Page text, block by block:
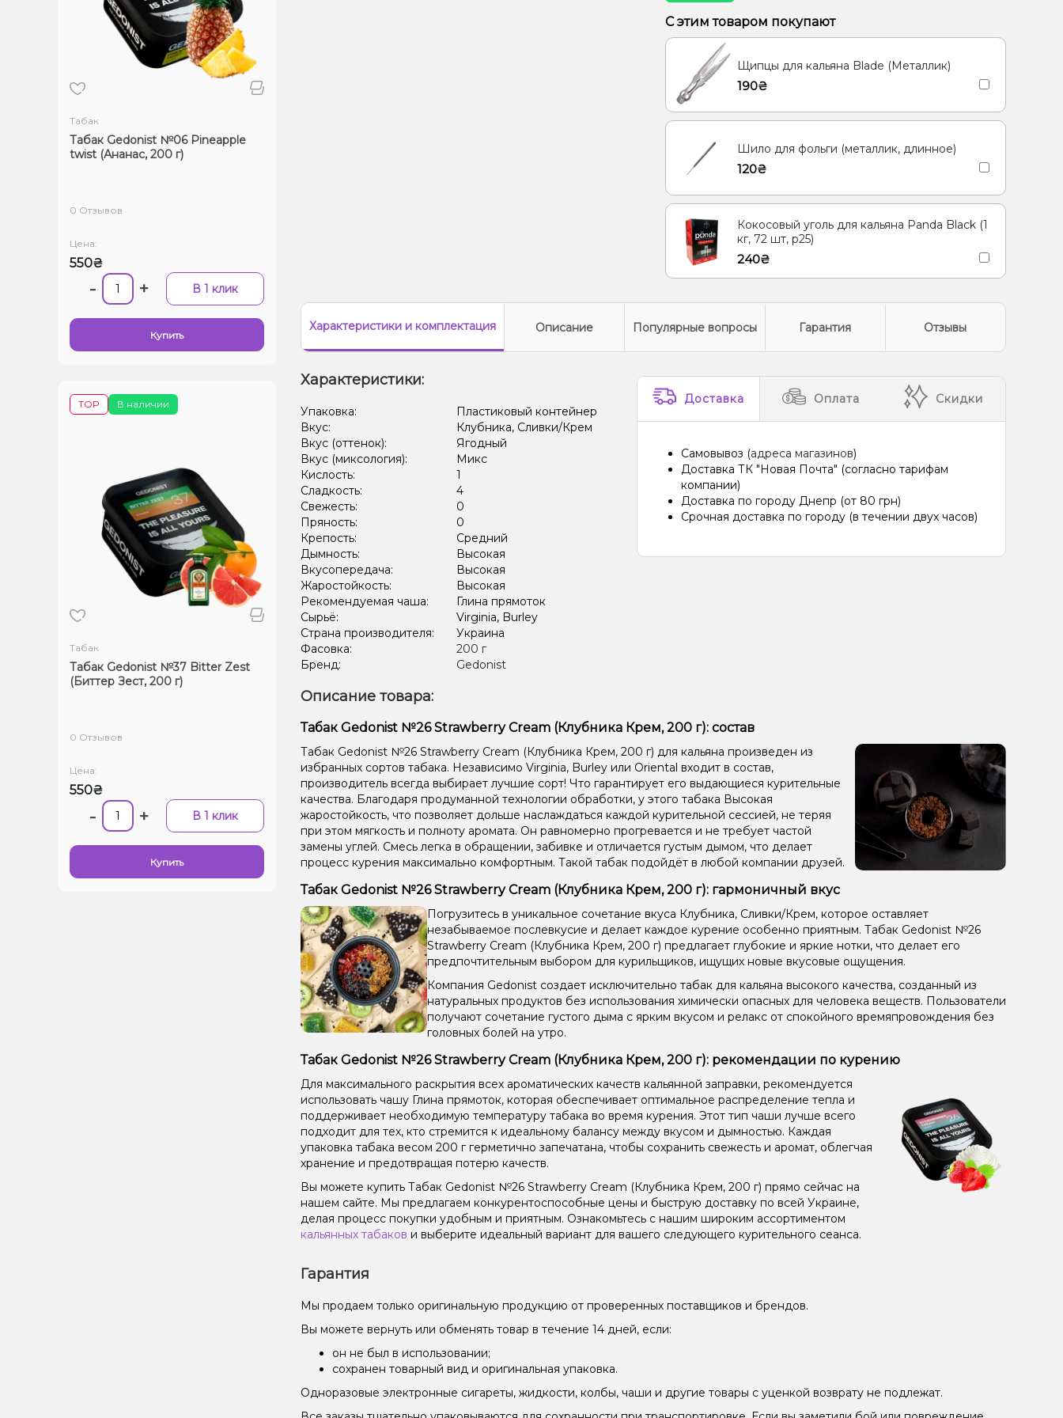
Табак
Табак Gedonist №06 Pineapple
twist (Ананас, 200 г)
0 Отзывов
Цена:
550₴
- + В 1 клик
Купить
В наличии
TOP
Табак
Табак Gedonist №37 Bitter Zest
(Биттер Зест, 200 г)
0 Отзывов
Цена:
550₴
- + В 1 клик
Купить
Маракуйя, Питайя/Драконий фрукт
Груша/Дюшес, Пряности/Специи, Яблоко
Апельсин, Травы
Печенье, Пирог/Кондитерка
Кола, Лимон
С этим товаром покупают
Щипцы для кальяна Blade (Металлик)
190₴
Шило для фольги (металлик, длинное)
120₴
Кокосовый уголь для кальяна Panda Black (1
кг, 72 шт, р25)
240₴
Характеристикии комплектация Описание Популярные вопросы Гарантия Отзывы
Характеристики:
Упаковка:
Пластиковый контейнер
Вкус:
Клубника, Сливки/Крем
Вкус (оттенок):
Ягодный
Вкус (миксология):
Микс
Кислость:
1
Сладкость:
4
Свежесть:
0
Пряность:
0
Крепость:
Средний
Дымность:
Высокая
Вкусопередача:
Высокая
Жаростойкость:
Высокая
Рекомендуемая чаша:
Глина прямоток
Сырьё:
Virginia, Burley
Страна производителя:
Украина
Фасовка:
200 г
Бренд:
Gedonist
Доставка Оплата Скидки
Самовывоз (адреса магазинов)
Доставка ТК "Новая Почта" (согласно тарифам
компании)
Доставка по городу Днепр (от 80 грн)
Срочная доставка по городу (в течении двух часов)
Описание товара:
Табак Gedonist №26 Strawberry Cream (Клубника Крем, 200 г): состав
Табак Gedonist №26 Strawberry Cream (Клубника Крем, 200 г) для кальяна произведен из
избранных сортов табака. Независимо Virginia, Burley или Oriental входит в состав,
производитель всегда выбирает лучшие сорт! Что гарантирует его выдающиеся курительные
качества. Благодаря продуманной технологии обработки, у этого табака Высокая
жаростойкость, что позволяет дольше наслаждаться каждой курительной сессией, не теряя
при этом мягкость и полноту аромата. Он равномерно прогревается и не требует частой
замены углей. Смесь легка в обращении, забивке и отличается густым дымом, что делает
процесс курения максимально комфортным. Такой табак подойдёт в любой компании друзей.
Табак Gedonist №26 Strawberry Cream (Клубника Крем, 200 г): гармоничный вкус
Погрузитесь в уникальное сочетание вкуса Клубника, Сливки/Крем, которое оставляет
незабываемое послевкусие и делает каждое курение особенно приятным. Табак Gedonist №26
Strawberry Cream (Клубника Крем, 200 г) предлагает глубокие и яркие нотки, что делает его
предпочтительным выбором для курильщиков, ищущих новые вкусовые ощущения.
Компания Gedonist создает исключительно табак для кальяна высокого качества, созданный из
натуральных продуктов без использования химически опасных для человека веществ. Пользователи
получают сочетание густого дыма с ярким вкусом и релакс от спокойного времяпровождения без
головных болей на утро.
Табак Gedonist №26 Strawberry Cream (Клубника Крем, 200 г): рекомендации по курению
Для максимального раскрытия всех ароматических качеств кальянной заправки, рекомендуется
использовать чашу Глина прямоток, которая обеспечивает оптимальное распределение тепла и
поддерживает необходимую температуру табака во время курения. Этот тип чаши лучше всего
подходит для тех, кто стремится к идеальному балансу между вкусом и дымностью. Каждая
упаковка табака весом 200 г герметично запечатана, чтобы сохранить свежесть и аромат, облегчая
хранение и предотвращая потерю качеств.
Вы можете купить Табак Gedonist №26 Strawberry Cream (Клубника Крем, 200 г) прямо сейчас на
нашем сайте. Мы предлагаем конкурентоспособные цены и быструю доставку по всей Украине,
делая процесс покупки удобным и приятным. Ознакомьтесь с нашим широким ассортиментом
кальянных табаков и выберите идеальный вариант для вашего следующего курительного сеанса.
Гарантия
Мы продаем только оригинальную продукцию от проверенных поставщиков и брендов.
Вы можете вернуть или обменять товар в течение 14 дней, если:
он не был в использовании;
сохранен товарный вид и оригинальная упаковка.
Одноразовые электронные сигареты, жидкости, колбы, чаши и другие товары с уценкой возврату не подлежат.